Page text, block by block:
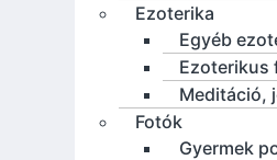
Ezoterika
Egyéb
Ezoterikus
Meditáció,
Fotók
Gyermek